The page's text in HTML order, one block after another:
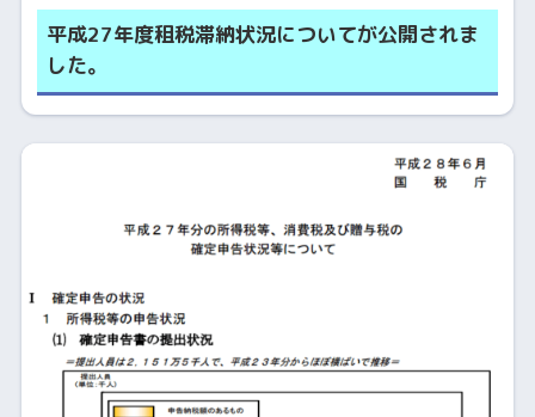
平成27年度租税滞納状況についてが公開されま
した。